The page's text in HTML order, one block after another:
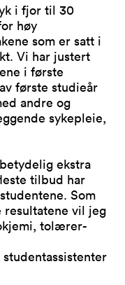
i fjor til 30
høy
som er satt i
Vi har justert
i første
første studieår
andre og
sykepleie,
ekstra
tilbud har
Som
vil jeg
tolærer-